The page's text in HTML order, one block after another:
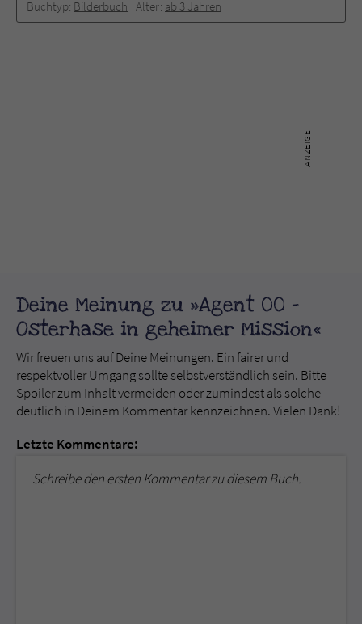
Buchtyp: Bilderbuch Alter: ab 3 Jahren
Deine Meinung zu »Agent 00 -
Osterhase in geheimer Mission«
Wir freuen uns auf Deine Meinungen. Ein fairer und
respektvoller Umgang sollte selbstverständlich sein. Bitte
Spoiler zum Inhalt vermeiden oder zumindest als solche
deutlich in Deinem Kommentar kennzeichnen. Vielen Dank!
Letzte Kommentare:
Schreibe den ersten Kommentar zu diesem Buch.